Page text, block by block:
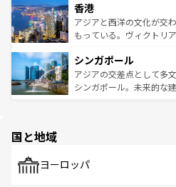
とつ。フォーやバインミ
ひ現地で味わいたい。ど
が旅行者を迎えてくれる
参照してほしい。
の活気が交差している。
帯で自然と触れ合い、南
いビーチでリゾート気分
激する。気候は一年中温
が待っている。親しみや
た文化、そして多様な観
香港
アジアと西洋の文化が交
もっている。ヴィクトリ
み、どこを訪れても感動
ており、効率よく見どこ
うな絶景から文化的な体
シンガポール
アジアの交差点として多
シンガポール。未来的な
で、ホーカーズは地元の
国と地域
ヨーロッパ